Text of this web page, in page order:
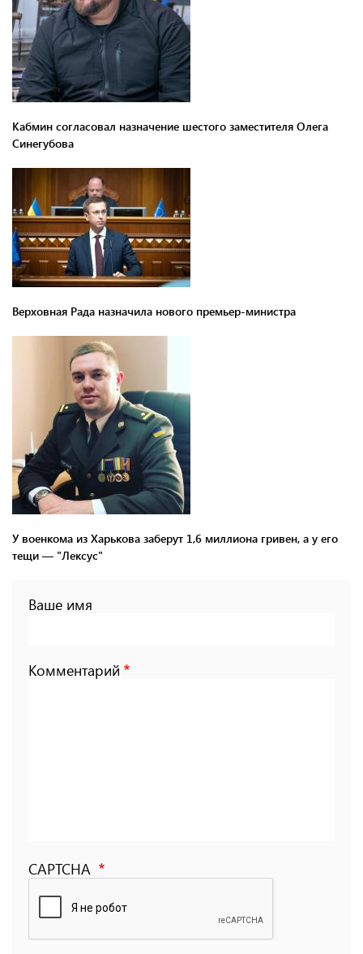
Кабмин согласовал назначение шестого заместителя Олега
Синегубова
Верховная Рада назначила нового премьер-министра
У военкома из Харькова заберут 1,6 миллиона гривен, а у его
тещи — "Лексус"
Ваше имя
Комментарий
CAPTCHA